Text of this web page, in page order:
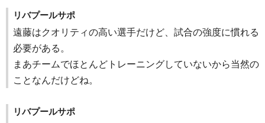
リバプールサポ
遠藤はクオリティの高い選手だけど、試合の強度に慣れる
必要がある。
まあチームでほとんどトレーニングしていないから当然の
ことなんだけどね。
リバプールサポ